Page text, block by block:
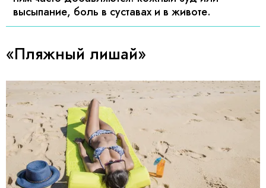
высыпание, боль в суставах и в животе.
«Пляжный лишай»